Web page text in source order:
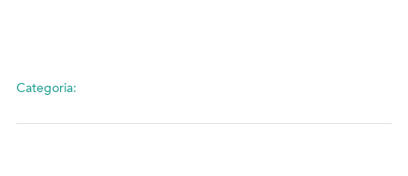
Categoria: